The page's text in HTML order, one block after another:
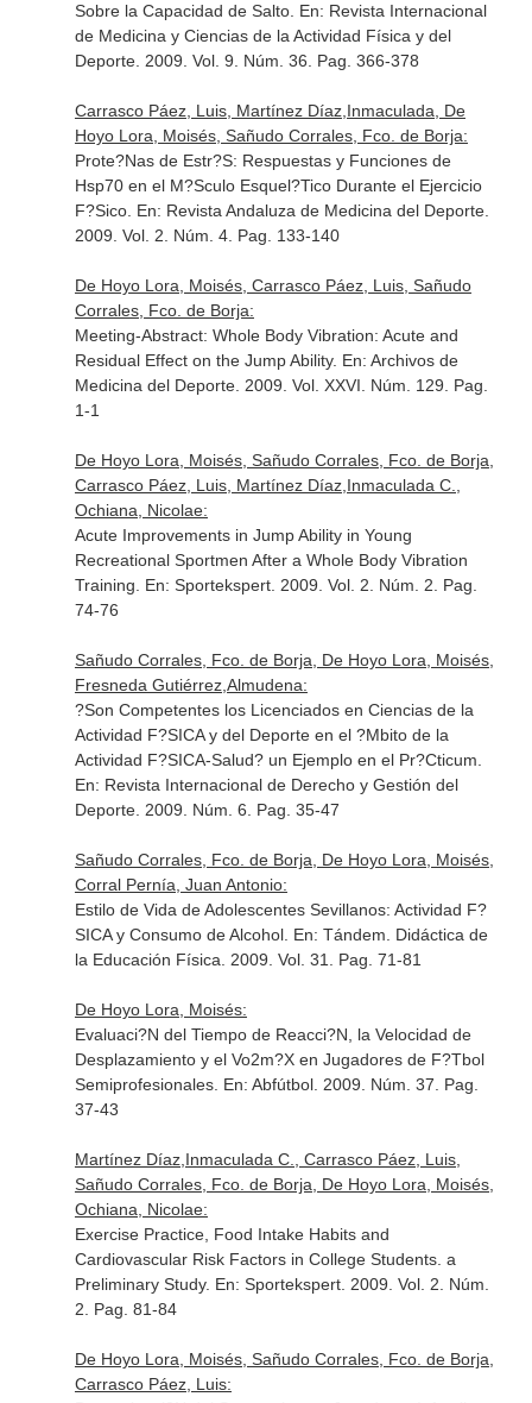
Sobre la Capacidad de Salto. En: Revista Internacional
de Medicina y Ciencias de la Actividad Física y del
Deporte. 2009. Vol. 9. Núm. 36. Pag. 366-378
Carrasco Páez, Luis, Martínez Díaz,Inmaculada, De
Hoyo Lora, Moisés, Sañudo Corrales, Fco. de Borja:
Prote?Nas de Estr?S: Respuestas y Funciones de
Hsp70 en el M?Sculo Esquel?Tico Durante el Ejercicio
F?Sico. En: Revista Andaluza de Medicina del Deporte.
2009. Vol. 2. Núm. 4. Pag. 133-140
De Hoyo Lora, Moisés, Carrasco Páez, Luis, Sañudo
Corrales, Fco. de Borja:
Meeting-Abstract: Whole Body Vibration: Acute and
Residual Effect on the Jump Ability. En: Archivos de
Medicina del Deporte. 2009. Vol. XXVI. Núm. 129. Pag.
1-1
De Hoyo Lora, Moisés, Sañudo Corrales, Fco. de Borja,
Carrasco Páez, Luis, Martínez Díaz,Inmaculada C.,
Ochiana, Nicolae:
Acute Improvements in Jump Ability in Young
Recreational Sportmen After a Whole Body Vibration
Training. En: Sportekspert. 2009. Vol. 2. Núm. 2. Pag.
74-76
Sañudo Corrales, Fco. de Borja, De Hoyo Lora, Moisés,
Fresneda Gutiérrez,Almudena:
?Son Competentes los Licenciados en Ciencias de la
Actividad F?SICA y del Deporte en el ?Mbito de la
Actividad F?SICA-Salud? un Ejemplo en el Pr?Cticum.
En: Revista Internacional de Derecho y Gestión del
Deporte. 2009. Núm. 6. Pag. 35-47
Sañudo Corrales, Fco. de Borja, De Hoyo Lora, Moisés,
Corral Pernía, Juan Antonio:
Estilo de Vida de Adolescentes Sevillanos: Actividad F?
SICA y Consumo de Alcohol. En: Tándem. Didáctica de
la Educación Física . 2009. Vol. 31. Pag. 71-81
De Hoyo Lora, Moisés:
Evaluaci?N del Tiempo de Reacci?N, la Velocidad de
Desplazamiento y el Vo2m?X en Jugadores de F?Tbol
Semiprofesionales. En: Abfútbol. 2009. Núm. 37. Pag.
37-43
Martínez Díaz,Inmaculada C., Carrasco Páez, Luis,
Sañudo Corrales, Fco. de Borja, De Hoyo Lora, Moisés,
Ochiana, Nicolae:
Exercise Practice, Food Intake Habits and
Cardiovascular Risk Factors in College Students. a
Preliminary Study. En: Sportekspert. 2009. Vol. 2. Núm.
2. Pag. 81-84
De Hoyo Lora, Moisés, Sañudo Corrales, Fco. de Borja,
Carrasco Páez, Luis: